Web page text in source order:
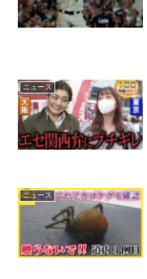
ニュース
ニュース